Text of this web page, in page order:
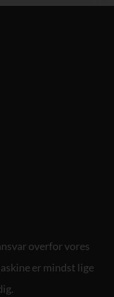
overfor vores
er mindst lige